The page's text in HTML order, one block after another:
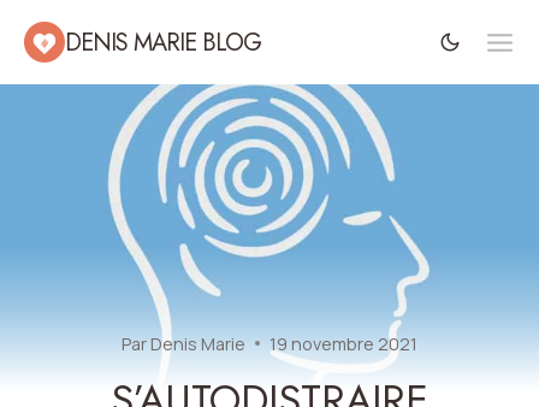
Aller
contenu
DENIS MARIE BLOG
Par Denis Marie 19 novembre 2021